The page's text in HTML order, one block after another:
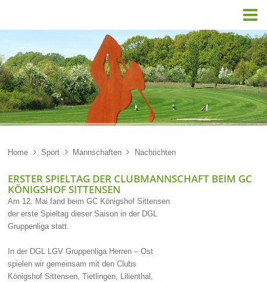

Home  Sport  Mannschaften  Nachrichten
ERSTER SPIELTAG DER CLUBMANNSCHAFT BEIM GC
KÖNIGSHOF SITTENSEN
Am 12. Mai fand beim GC Königshof Sittensen
der erste Spieltag dieser Saison in der DGL
Gruppenliga statt.
In der DGL LGV Gruppenliga Herren – Ost
spielen wir gemeinsam mit den Clubs
Königshof Sittensen, Tietlingen, Lilienthal,